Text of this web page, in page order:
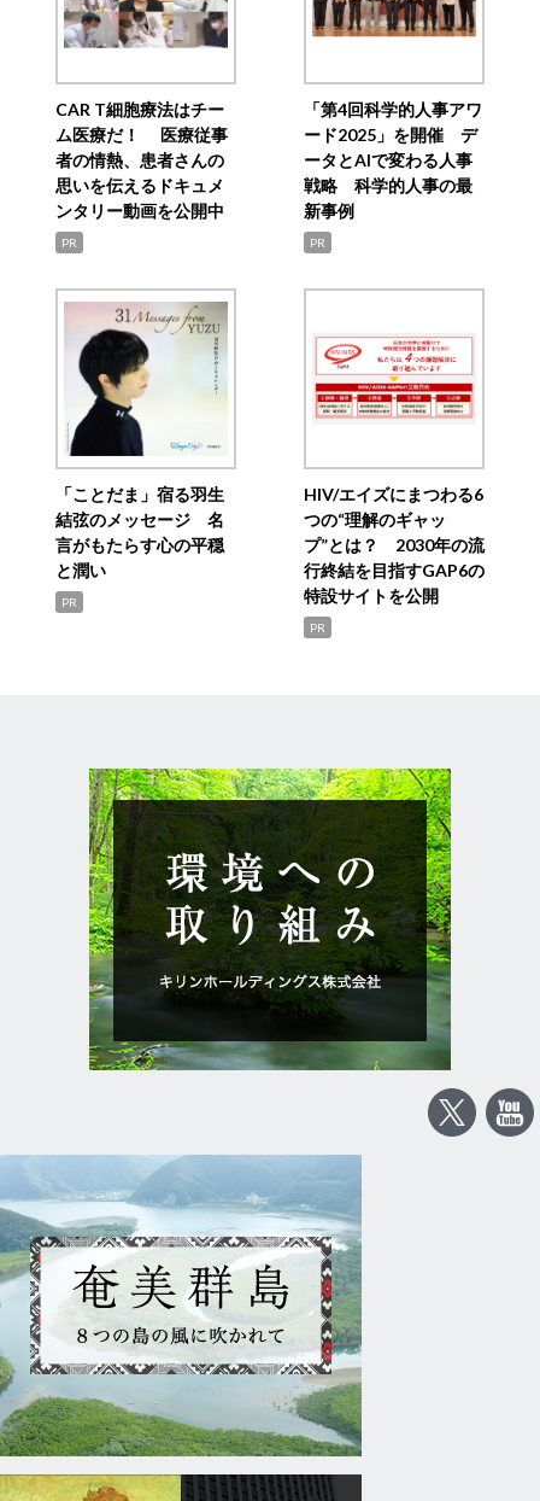
CAR T細胞療法はチー
ム医療だ！ 医療従事
者の情熱、患者さんの
思いを伝えるドキュメ
ンタリー動画を公開中
PR
「第4回科学的人事アワ
ード2025」を開催 デ
ータとAIで変わる人事
戦略 科学的人事の最
新事例
PR
「ことだま」宿る羽生
結弦のメッセージ 名
言がもたらす心の平穏
と潤い
PR
HIV/エイズにまつわる6
つの“理解のギャッ
プ”とは？ 2030年の流
行終結を目指すGAP6の
特設サイトを公開
PR